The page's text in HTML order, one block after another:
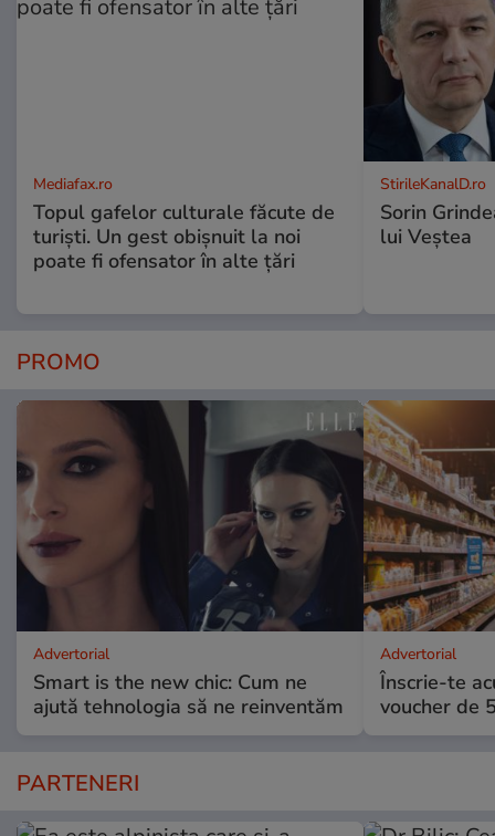
Mediafax.ro
Topul gafelor culturale făcute de
turiști. Un gest obișnuit la noi
poate fi ofensator în alte țări
StirileKanalD.ro
Sorin
lui Veștea
PROMO
Advertorial
Smart is the new chic: Cum ne
ajută tehnologia să ne reinventăm
Advertorial
Înscrie-te
voucher de
PARTENERI